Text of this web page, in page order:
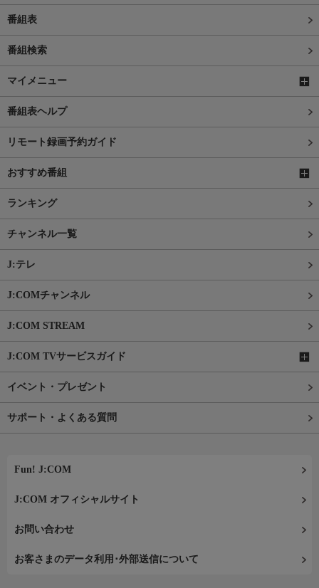
番組表
番組検索
マイメニュー
番組表ヘルプ
リモート録画予約ガイド
おすすめ番組
ランキング
チャンネル一覧
J:テレ
J:COMチャンネル
J:COM STREAM
J:COM TVサービスガイド
イベント・プレゼント
サポート・よくある質問
Fun! J:COM
J:COM オフィシャルサイト
お問い合わせ
お客さまのデータ利用･外部送信について